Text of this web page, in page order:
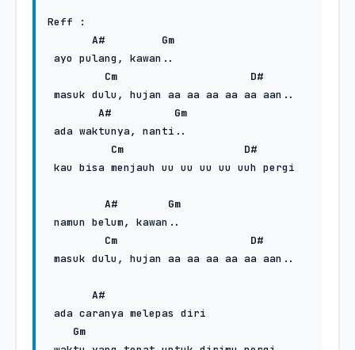
Reff :
A#
Gm
Cm
D#
A#
Gm
Cm
D#
A#
Gm
Cm
D#
A#
Gm